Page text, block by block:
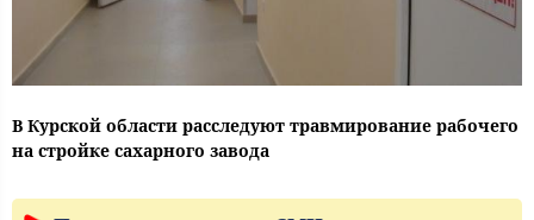
В Курской области расследуют травмирование рабочего
на стройке сахарного завода